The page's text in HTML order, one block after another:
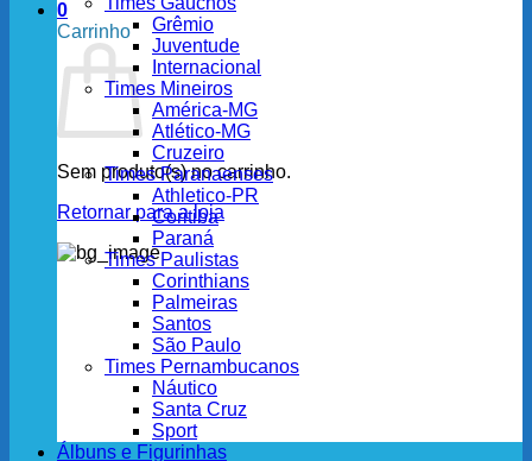
0
Carrinho
Sem produto(s) no carrinho.
Retornar para a loja
Grêmio
Juventude
Internacional
Times Mineiros
América-MG
Atlético-MG
Cruzeiro
Times Paranaenses
Athletico-PR
Coritiba
Paraná
Times Paulistas
Corinthians
Palmeiras
Santos
São Paulo
Times Pernambucanos
Náutico
Santa Cruz
Sport
Álbuns e Figurinhas